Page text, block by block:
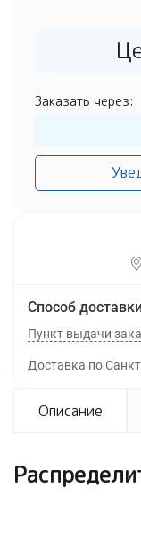
Заказать через:
Способ
Пункт выдачи
Доставка по
Описание